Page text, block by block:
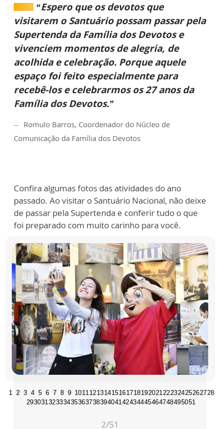
“Espero que os devotos que
visitarem o Santuário possam passar pela
Supertenda da Família dos Devotos e
vivenciem momentos de alegria, de
acolhida e celebração. Porque aquele
espaço foi feito especialmente para
recebê-los e celebrarmos os 27 anos da
Família dos Devotos.”
Romulo Barros, Coordenador do Núcleo de
Comunicação da Família dos Devotos
Confira algumas fotos das atividades do ano
passado. Ao visitar o Santuário Nacional, não deixe
de passar pela Supertenda e conferir tudo o que
foi preparado com muito carinho para você.
1 2 3 4 5 6 7 8 9 10111213141516171819202122232425262728
2930313233343536373839404142434445464748495051
2/51